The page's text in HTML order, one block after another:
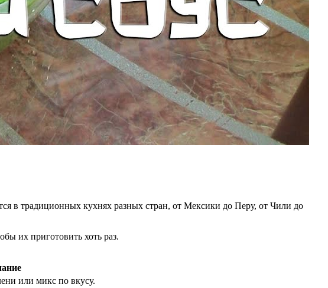
в традиционных кухнях разных стран, от Мексики до Перу, от Чили до
их приготовить хоть раз.
или микс по вкусу.